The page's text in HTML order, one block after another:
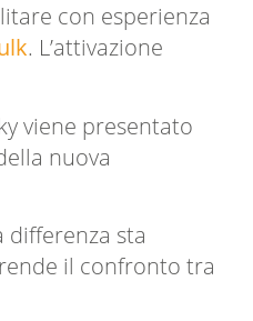
con esperienza
. L’attivazione
viene presentato
nuova
differenza sta
il confronto tra